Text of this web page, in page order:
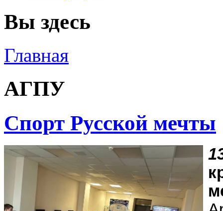
Вы здесь
Главная
АГПУ
Спорт Русской мечты